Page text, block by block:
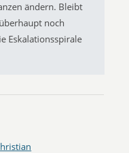
ändern. Bleibt
noch
Eskalationsspirale